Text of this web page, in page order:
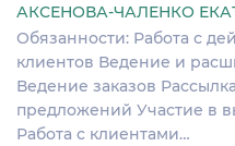
АКСЕНОВА-ЧАЛЕНКО
Обязанности: Работа с
клиентов Ведение и
Ведение заказов
предложений Участие в
Работа с клиентами…